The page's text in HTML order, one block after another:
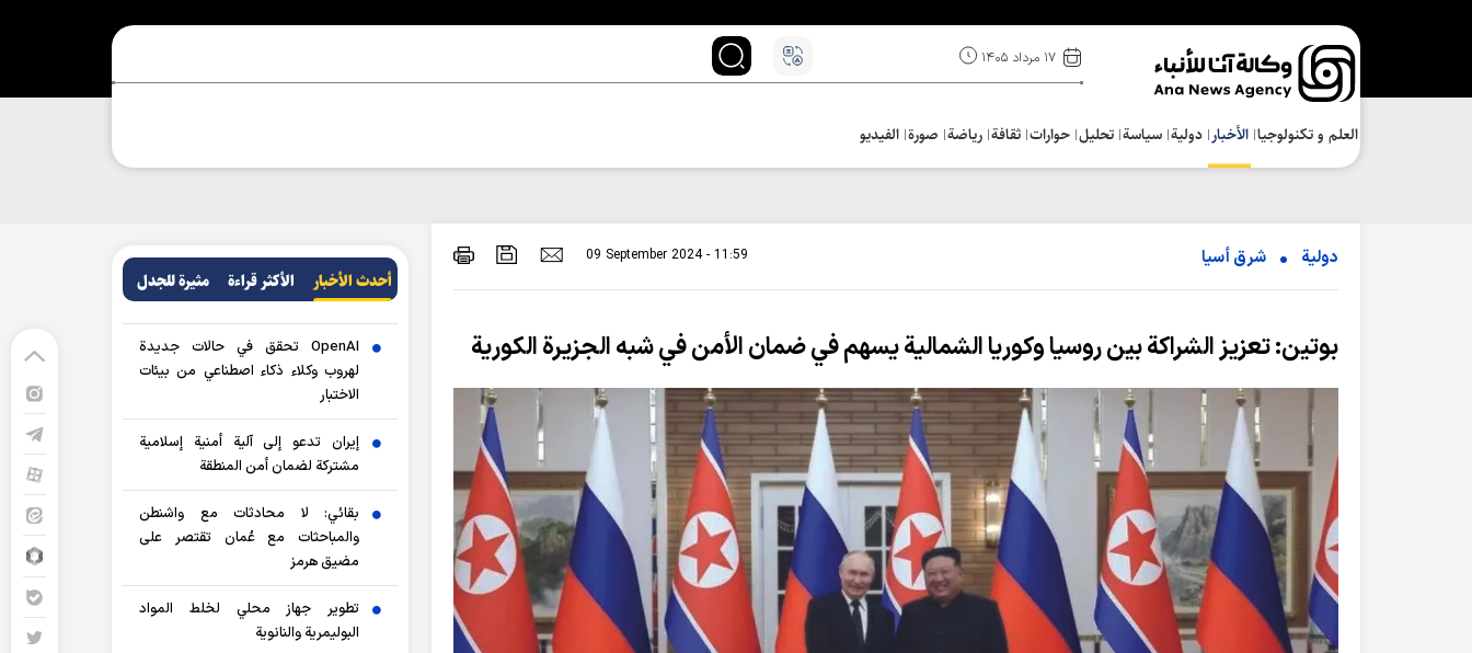
۱۷ مرداد ۱۴۰۵
العلم و تکنولوجیا الأخبار دولية سياسة تحلیل حوارات ثقافة رياضة صورة الفيديو
دولية شرق أسیا 09 September 2024 - 11:59
بوتين: تعزيز الشراكة بين روسيا وكوريا الشمالية يسهم في ضمان الأمن في شبه الجزيرة الكورية
أحدث الأخبار الأکثر قراءة مثيرة للجدل
OpenAI تحقق في حالات جديدة
لهروب وكلاء ذكاء اصطناعي من بيئات
الاختبار
إيران تدعو إلى آلية أمنية إسلامية
مشتركة لضمان أمن المنطقة
بقائي: لا محادثات مع واشنطن
والمباحثات مع عُمان تقتصر على
مضيق هرمز
تطوير جهاز محلي لخلط المواد
البوليمرية والنانوية